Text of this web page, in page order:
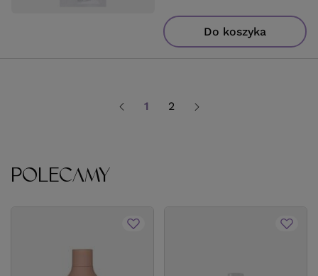
Do koszyka
1 2
POLECAMY